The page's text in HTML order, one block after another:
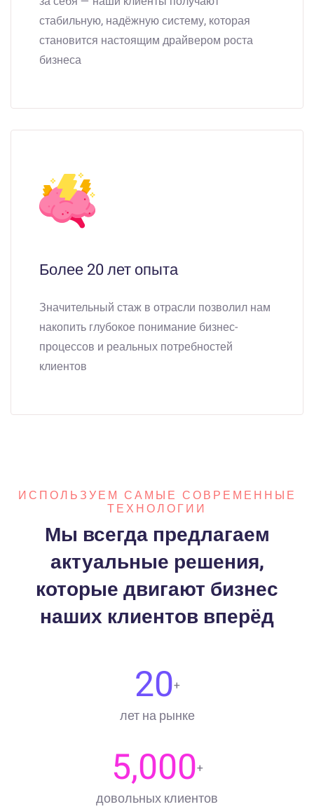
стабильную, надёжную систему, которая
становится настоящим драйвером роста
бизнеса
Более 20 лет опыта
Значительный стаж в отрасли позволил нам
накопить глубокое понимание бизнес-
процессов и реальных потребностей
клиентов
ИСПОЛЬЗУЕМ САМЫЕ СОВРЕМЕННЫЕ
ТЕХНОЛОГИИ
Мы всегда предлагаем
актуальные решения,
которые двигают бизнес
наших клиентов вперёд
20+
лет на рынке
5,000+
довольных клиентов